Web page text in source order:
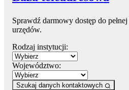
Sprawdź darmowy dostęp do
urzędów.
Rodzaj instytucji:
Województwo:
Szukaj danych kontaktowych